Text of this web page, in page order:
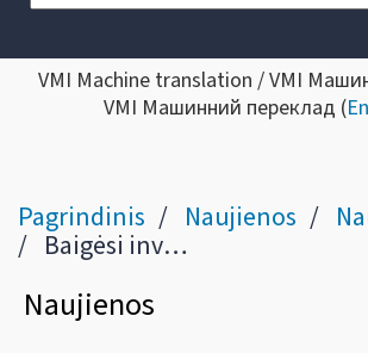
VMI Machine translation / VMI
VMI Машинний переклад (
Pagrindinis Naujienos
Baigėsi investicinės sąskaitos deklaravimas
Naujienos